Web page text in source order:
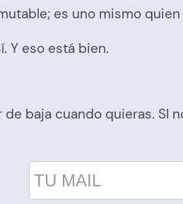
es uno mismo
Y eso está bien.
baja cuando quieras.